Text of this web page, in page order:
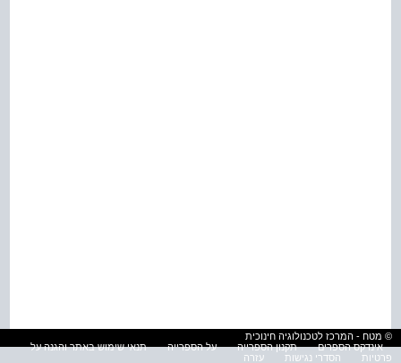
© מטח - המרכז לטכנולוגיה חינוכית
אינדקס הספרים
תקנון הספרייה על הספרייה
תנאי שימוש באתר והגנה על
פרטיות
הסדרי נגישות עזרה